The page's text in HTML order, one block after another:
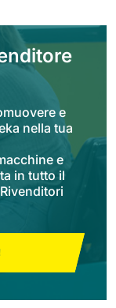
h
h
e
nella tua
e
in tutto il